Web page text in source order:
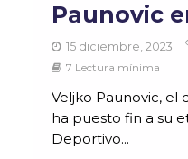
Paunovic
15 diciembre, 2023
7 Lectura mínima
Veljko Paunovic, el
ha puesto fin a su
Deportivo...